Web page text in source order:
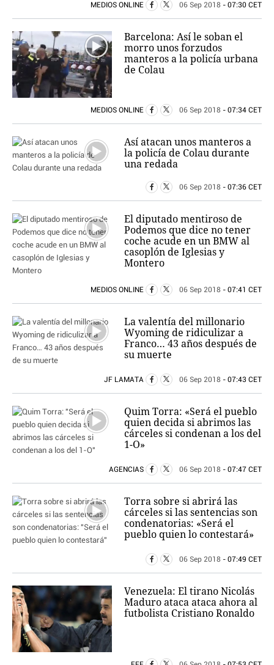
MEDIOS ONLINE 06 Sep 2018 - 07:30 CET
Barcelona: Así le soban el
morro unos forzudos
manteros a la policía urbana
de Colau
MEDIOS ONLINE 06 Sep 2018 - 07:34 CET
Así atacan unos manteros a
la policía de Colau durante
una redada
06 Sep 2018 - 07:36 CET
El diputado mentiroso de
Podemos que dice no tener
coche acude en un BMW al
casoplón de Iglesias y
Montero
MEDIOS ONLINE 06 Sep 2018 - 07:41 CET
La valentía del millonario
Wyoming de ridiculizar a
Franco… 43 años después de
su muerte
JF LAMATA 06 Sep 2018 - 07:43 CET
Quim Torra: «Será el pueblo
quien decida si abrimos las
cárceles si condenan a los del
1-O»
AGENCIAS 06 Sep 2018 - 07:47 CET
Torra sobre si abrirá las
cárceles si las sentencias son
condenatorias: «Será el
pueblo quien lo contestará»
06 Sep 2018 - 07:49 CET
Venezuela: El tirano Nicolás
Maduro ataca ataca ahora al
futbolista Cristiano Ronaldo